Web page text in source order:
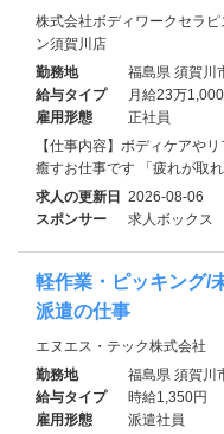
株式会社ボディワークセラ
ン須賀川店
勤務地
福島県 須賀川
給与タイプ
月給23万
雇用形態
正社員
【仕事内容】ボディケアや
癒すお仕事です 「疲れが取
求人の更新日 2026-08-06
スポンサー
求人ボックス
軽作業・ピッキング/
派遣の仕事
エヌエス・テック株式会社
勤務地
福島県 須賀川
給与タイプ
時給1,350円
雇用形態
派遣社員